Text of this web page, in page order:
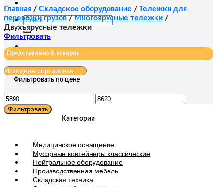
Искать:
Главная / Складское оборудование / Тележки для
перевозки грузов / Многоярусные тележки /
Двухъярусные тележки
Фильтровать
Представлено 8 товаров
Фильтровать по цене
Минимальная
цена
Максимальная
цена
Фильтровать
Категории
Медицинское оснащение
Мусорные контейнеры классические
Нейтральное оборудование
Производственная мебель
Складская техника